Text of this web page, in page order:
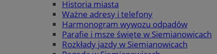
Historia miasta
Ważne adresy i telefony
Harmonogram wywozu odpadów
Parafie i msze święte w Siemianowicach
Rozkłady jazdy w Siemianowicach